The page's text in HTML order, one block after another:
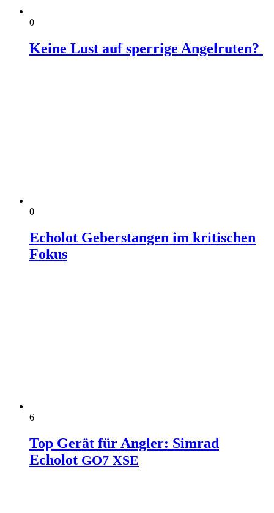
0
Keine Lust auf sperrige Angelruten?
0
Echolot Geberstangen im kritischen
Fokus
6
Top Gerät für Angler: Simrad
Echolot GO7 XSE